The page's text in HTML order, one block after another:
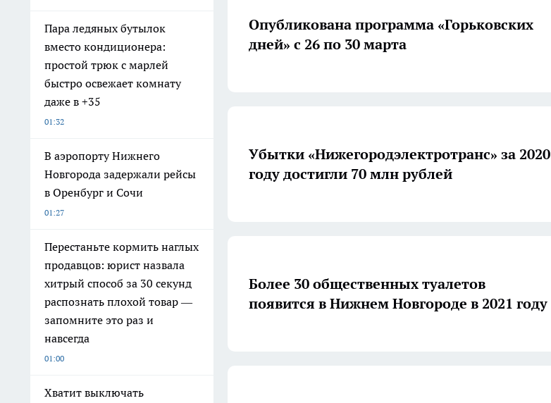
Пара ледяных бутылок
вместо кондиционера:
простой трюк с марлей
быстро освежает комнату
даже в +35
01:32
В аэропорту Нижнего
Новгорода задержали рейсы
в Оренбург и Сочи
01:27
Перестаньте кормить наглых
продавцов: юрист назвала
хитрый способ за 30 секунд
распознать плохой товар —
запомните это раз и
навсегда
01:00
Хватит выключать
Опубликована программа «Горьковских
дней» с 26 по 30 марта
Убытки «Нижегородэлектротранс» за 2020
году достигли 70 млн рублей
Более 30 общественных туалетов
появится в Нижнем Новгороде в 2021 году